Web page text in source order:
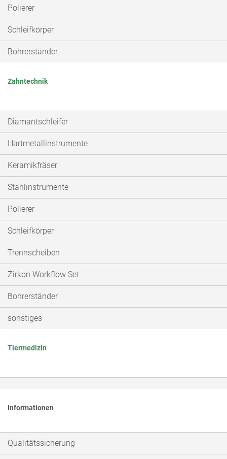
Polierer
Schleifkörper
Bohrerständer
Zahntechnik
Diamantschleifer
Hartmetallinstrumente
Keramikfräser
Stahlinstrumente
Polierer
Schleifkörper
Trennscheiben
Zirkon Workflow Set
Bohrerständer
sonstiges
Tiermedizin
Informationen
Qualitätssicherung